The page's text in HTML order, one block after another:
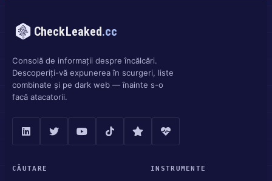
CheckLeaked.cc
Consolă de informații despre încălcări.
Descoperiți-vă expunerea în scurgeri, liste
combinate și pe dark web — înainte s-o
facă atacatorii.
CĂUTARE INSTRUMENTE